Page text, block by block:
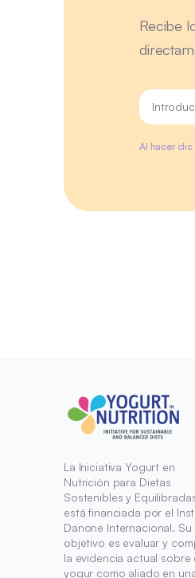
Recibe
Al hacer clic
La Iniciativa Yogurt en
Nutrición para Dietas
Sostenibles y
está financiada por el
Danone Internacional. Su
objetivo es evaluar y
la evidencia actual sobre
yogur como aliado en